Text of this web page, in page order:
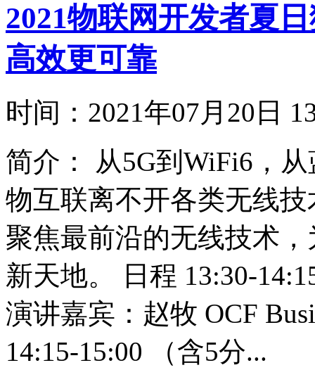
2021物联网开发者夏
高效更可靠
时间： 2021年07月20
简介：
从5G到WiFi6，
物互联离不开各类无线
聚焦最前沿的无线技术
新天地。 日程 13:30-
演讲嘉宾：赵牧 OCF
14:15-15:00 （含5分...